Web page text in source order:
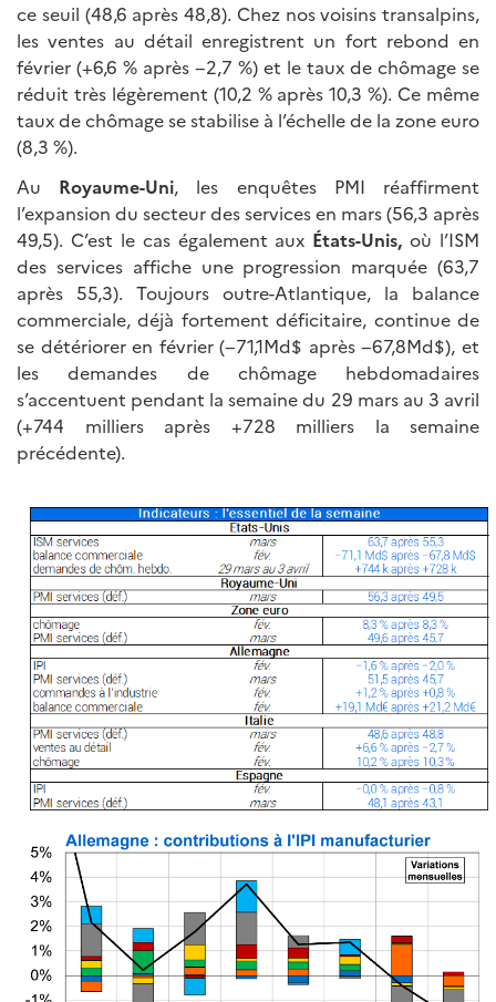
ce seuil (48,6 après 48,8). Chez nos voisins transalpins,
les ventes au détail enregistrent un fort rebond en
février (+6,6 % après −2,7 %) et le taux de chômage se
réduit très légèrement (10,2 % après 10,3 %). Ce même
taux de chômage se stabilise à l’échelle de la zone euro
(8,3 %).
Au Royaume-Uni, les enquêtes PMI réaffirment
l’expansion du secteur des services en mars (56,3 après
49,5). C’est le cas également aux États-Unis,où l’ISM
des services affiche une progression marquée (63,7
après 55,3). Toujours outre-Atlantique, la balance
commerciale, déjà fortement déficitaire, continue de
se détériorer en février (−71,1Md$ après −67,8Md$), et
les demandes de chômage hebdomadaires
s’accentuent pendant la semaine du 29 mars au 3 avril
(+744 milliers après +728 milliers la semaine
précédente).